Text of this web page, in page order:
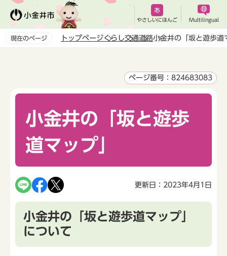
ペ
やさしいにほんご Multilingual
現在のページ トップページくらし交通道路小金井の「坂と遊歩道
ページ番号：824683083
小金井の「坂と遊歩
道マップ」
更新日：2023年4月1日
小金井の「坂と遊歩道マップ」
について